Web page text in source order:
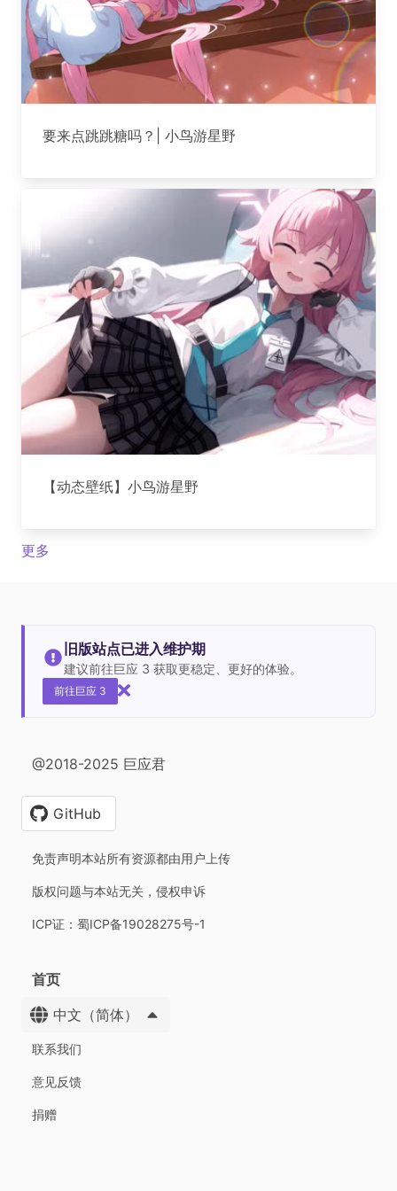
要来点跳跳糖吗？| 小鸟游星野
【动态壁纸】小鸟游星野
更多
旧版站点已进入维护期
建议前往巨应 3 获取更稳定、更好的体验。
前往巨应 3
@2018-2025 巨应君
GitHub
免责声明本站所有资源都由用户上传
版权问题与本站无关，侵权申诉
ICP证：蜀ICP备19028275号-1
首页
中文（简体）
联系我们
意见反馈
捐赠